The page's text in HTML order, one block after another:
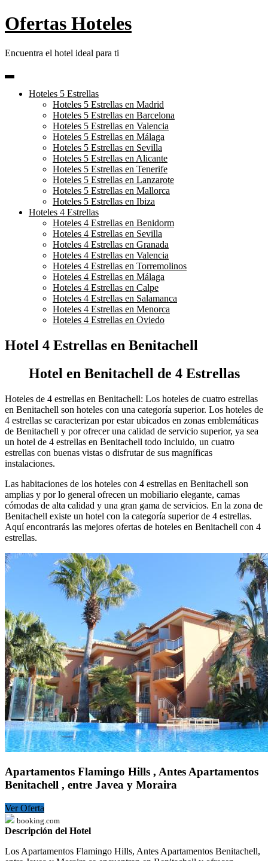
Skip
to
Ofertas Hoteles
Encuentra el hotel ideal para ti
Hoteles 5 Estrellas
Hoteles 5 Estrellas en Madrid
Hoteles 5 Estrellas en Barcelona
Hoteles 5 Estrellas en Valencia
Hoteles 5 Estrellas en Málaga
Hoteles 5 Estrellas en Sevilla
Hoteles 5 Estrellas en Alicante
Hoteles 5 Estrellas en Tenerife
Hoteles 5 Estrellas en Lanzarote
Hoteles 5 Estrellas en Mallorca
Hoteles 5 Estrellas en Ibiza
Hoteles 4 Estrellas
Hoteles 4 Estrellas en Benidorm
Hoteles 4 Estrellas en Sevilla
Hoteles 4 Estrellas en Granada
Hoteles 4 Estrellas en Valencia
Hoteles 4 Estrellas en Torremolinos
Hoteles 4 Estrellas en Málaga
Hoteles 4 Estrellas en Calpe
Hoteles 4 Estrellas en Salamanca
Hoteles 4 Estrellas en Menorca
Hoteles 4 Estrellas en Oviedo
Hotel 4 Estrellas en Benitachell
Hotel en Benitachell de 4 Estrellas
Hoteles de 4 estrellas en Benitachell: Los hoteles de cuatro estrellas
en Benitachell son hoteles con una categoría superior. Los hoteles de
4 estrellas se caracterizan por estar ubicados en zonas emblemáticas
de Benitachell y por ofrecer una calidad de servicio superior, ya sea
un hotel de 4 estrellas en Benitachell todo incluido, un cuatro
estrellas con buenas vistas o disfrutar de sus magníficas
instalaciones.
Las habitaciones de los hoteles con 4 estrellas en Benitachell son
amplias y por lo general ofrecen un mobiliario elegante, camas
cómodas de alta calidad y una gran gama de servicios. En la zona de
Benitachell existe un hotel con la categoría superior de 4 estrellas.
Aquí encontrarás las mejores ofertas de hoteles en Benitachell con 4
estrellas.
Apartamentos Flamingo Hills , Antes Apartamentos
Benitachell , entre Javea y Moraira
Ver Oferta
booking.com
Descripción del Hotel
Los Apartamentos Flamingo Hills, Antes Apartamentos Benitachell,